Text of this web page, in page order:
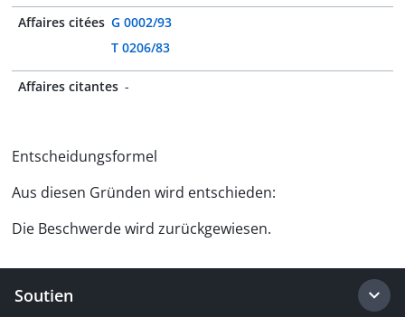
Affaires citées G 0002/93
T 0206/83
Affaires citantes -
Entscheidungsformel
Aus diesen Gründen wird entschieden:
Die Beschwerde wird zurückgewiesen.
Soutien